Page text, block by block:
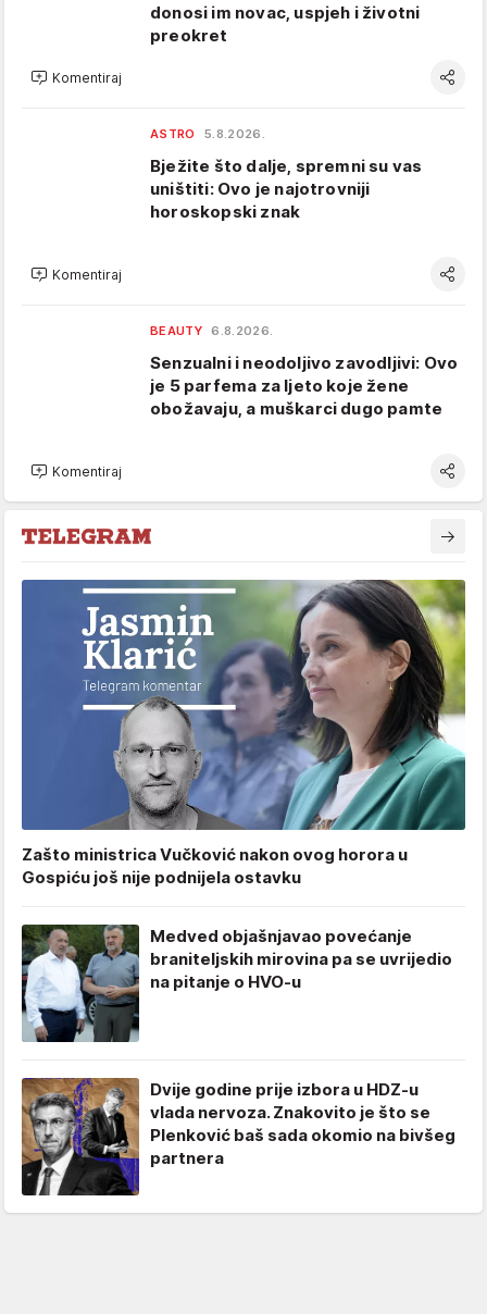
donosi im novac, uspjeh i životni
preokret
Komentiraj
ASTRO 5.8.2026.
Bježite što dalje, spremni su vas
uništiti: Ovo je najotrovniji
horoskopski znak
Komentiraj
BEAUTY 6.8.2026.
Senzualni i neodoljivo zavodljivi: Ovo
je 5 parfema za ljeto koje žene
obožavaju, a muškarci dugo pamte
Komentiraj
Zašto ministrica Vučković nakon ovog horora u
Gospiću još nije podnijela ostavku
Medved objašnjavao povećanje
braniteljskih mirovina pa se uvrijedio
na pitanje o HVO-u
Dvije godine prije izbora u HDZ-u
vlada nervoza. Znakovito je što se
Plenković baš sada okomio na bivšeg
partnera